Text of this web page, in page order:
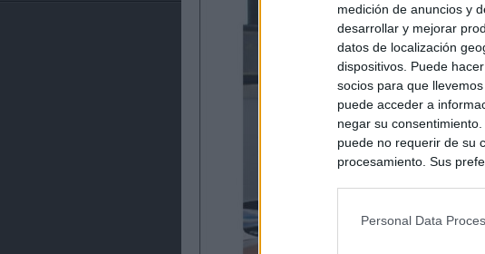
medición de anuncios y
desarrollar y mejorar
datos de localización
dispositivos. Puede
socios para que
puede acceder a
negar su
puede no requerir de su
procesamiento. Sus
Personal Data